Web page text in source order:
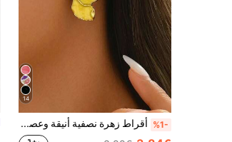
14
%1- أقراط زهرة نصفية أنيقة وعصرية للنساء